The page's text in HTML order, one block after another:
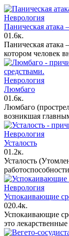
Неврология
Паническая атака
01.6к.
Паническая атака
котором человек
Неврология
Люмбаго
01.6к.
Люмбаго
возникшая
Неврология
Усталость
01.2к.
Усталость
Неврология
Успокаивающие
020.4к.
Успокаивающие
это